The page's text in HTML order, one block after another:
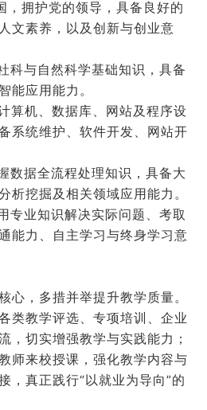
，拥护党的领导，具备良好的
文素养，以及创新与创业意
科与自然科学基础知识，具备
能应用能力。
算机、数据库、网站及程序设
系统维护、软件开发、网站开
数据全流程处理知识，具备大
析挖掘及相关领域应用能力。
专业知识解决实际问题、考取
能力、自主学习与终身学习意
心，多措并举提升教学质量。
类教学评选、专项培训、企业
，切实增强教学与实践能力；
师来校授课，强化教学内容与
，真正践行“以就业为导向”的